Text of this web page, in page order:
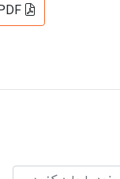
PDF